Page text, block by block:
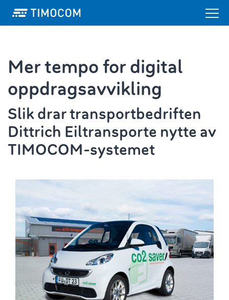
Mer tempo for digital
oppdragsavvikling
Slik drar transportbedriften
Dittrich Eiltransporte nytte av
TIMOCOM-systemet